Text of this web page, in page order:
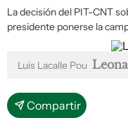
La decisión del PIT-CNT
presidente ponerse la
Luis Lacalle Pou
Compartir